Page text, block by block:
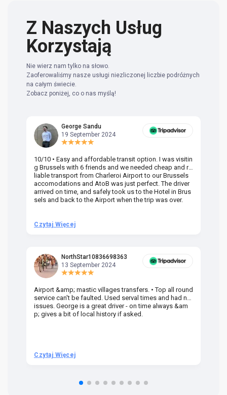
Z Naszych Usług
Korzystają
Nie wierz nam tylko na słowo.
Zaoferowaliśmy nasze usługi niezliczonej liczbie podróżnych
na całym świecie.
Zobacz poniżej, co o nas myślą!
George Sandu
19 September 2024
10/10 • Easy and affordable transit option. I was visitin
g Brussels with 6 friends and we needed cheap and re
liable transport from Charleroi Airport to our Brussels
accomodations and AtoB was just perfect. The driver
arrived on time, and safely took us to the Hotel in Brus
sels and back to the Airport when the trip was over.
Czytaj Więcej
NorthStar10836698363
13 September 2024
Airport &amp; mastic villages transfers. • Top all round
service can't be faulted. Used serval times and had no
issues. George is a great driver - on time always &am
p; gives a bit of local history if asked.
Czytaj Więcej